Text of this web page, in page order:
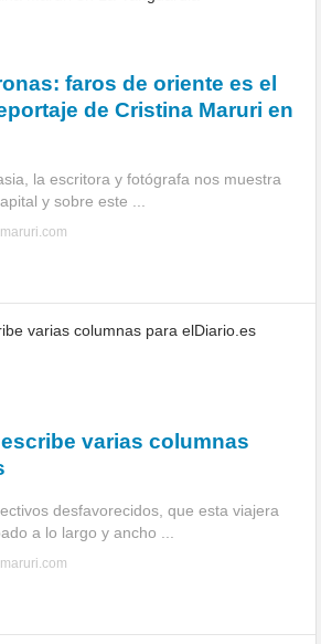
faros de oriente es el
de Cristina Maruri en
la escritora y fotógrafa nos muestra
y sobre este ...
varias columnas
desfavorecidos, que esta viajera
a lo largo y ancho ...